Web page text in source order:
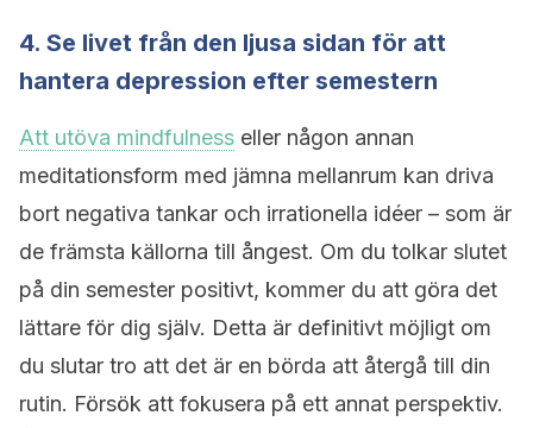
4. Se livet från den ljusa sidan för att
hantera depression efter semestern
Att utöva mindfulness eller någon annan
meditationsform med jämna mellanrum kan driva
bort negativa tankar och irrationella idéer – som är
de främsta källorna till ångest. Om du tolkar slutet
på din semester positivt, kommer du att göra det
lättare för dig själv. Detta är definitivt möjligt om
du slutar tro att det är en börda att återgå till din
rutin. Försök att fokusera på ett annat perspektiv.